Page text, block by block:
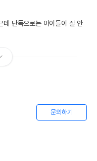
데 단독으로는 아이들이 잘 안
문의하기